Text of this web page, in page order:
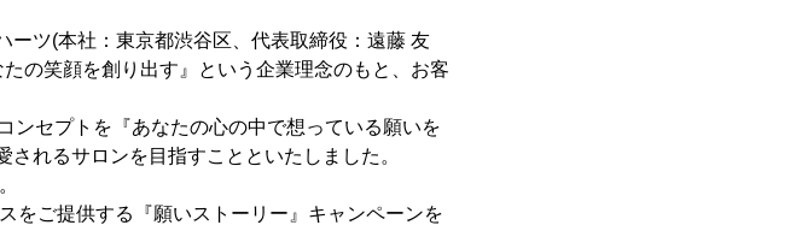
ツ(本社：東京都渋谷区、代表取締役：遠藤 友
の笑顔を創り出す』という企業理念のもと、お客
ンセプトを『あなたの心の中で想っている願いを
れるサロンを目指すことといたしました。
をご提供する『願いストーリー』キャンペーンを